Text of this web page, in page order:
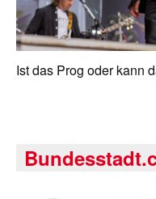
Ist das Prog oder kann